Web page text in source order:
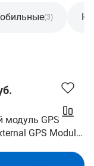
(3)
модуль GPS
GPS Module
Совместим с